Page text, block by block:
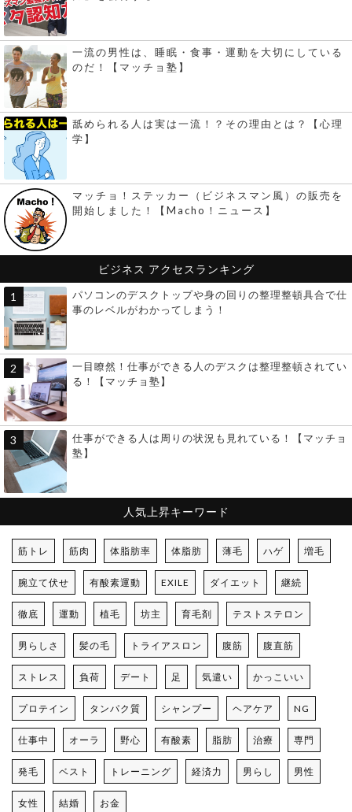
一流の男性は、睡眠・食事・運動を大切にしている
のだ！【マッチョ塾】
舐められる人は実は一流！？その理由とは？【心理
学】
マッチョ！ステッカー（ビジネスマン風）の販売を
開始しました！【Macho！ニュース】
ビジネス アクセスランキング
パソコンのデスクトップや身の回りの整理整頓具合で仕
事のレベルがわかってしまう！
一目瞭然！仕事ができる人のデスクは整理整頓されてい
る！【マッチョ塾】
仕事ができる人は周りの状況も見れている！【マッチョ
塾】
人気上昇キーワード
筋トレ 筋肉 体脂肪率 体脂肪 薄毛 ハゲ 増毛
腕立て伏せ 有酸素運動 EXILE ダイエット 継続
徹底 運動 植毛 坊主 育毛剤 テストステロン
男らしさ 髪の毛 トライアスロン 腹筋 腹直筋
ストレス 負荷 デート 足 気遣い かっこいい
プロテイン タンパク質 シャンプー ヘアケア NG
仕事中 オーラ 野心 有酸素 脂肪 治療 専門
発毛 ベスト トレーニング 経済力 男らし 男性
女性 結婚 お金